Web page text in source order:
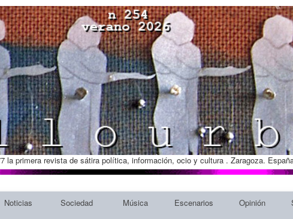
la primera revista de sátira política, información, ocio y cultura . Zaragoza.
Noticias Sociedad Música Escenarios Opinión